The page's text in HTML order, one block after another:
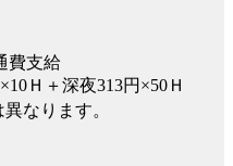
費支給
Ｈ＋深夜313円×50Ｈ
なります。